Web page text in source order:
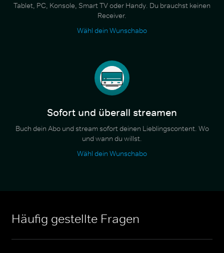
Tablet, PC, Konsole, Smart TV oder Handy. Du brauchst keinen
Receiver.
Wähl dein Wunschabo
Sofort und überall streamen
Buch dein Abo und stream sofort deinen Lieblingscontent. Wo
und wann du willst.
Wähl dein Wunschabo
Häufig gestellte Fragen